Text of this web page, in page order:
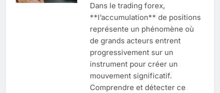
Dans le trading forex,
**l’accumulation** de positions
représente un phénomène où
de grands acteurs entrent
progressivement sur un
instrument pour créer un
mouvement significatif.
Comprendre et détecter ce